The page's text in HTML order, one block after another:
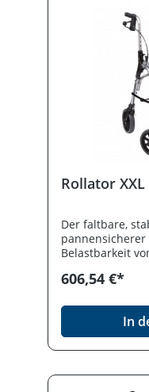
Rahmen
Einkaufsnetz
Einfach faltbar
in gefaltetem
leichten
Rollator XXL
Der faltbare,
Belastbarkeit
Menschen.Produktdetails
Serienmäßig
PU-Bereifung
606,54 €*
In